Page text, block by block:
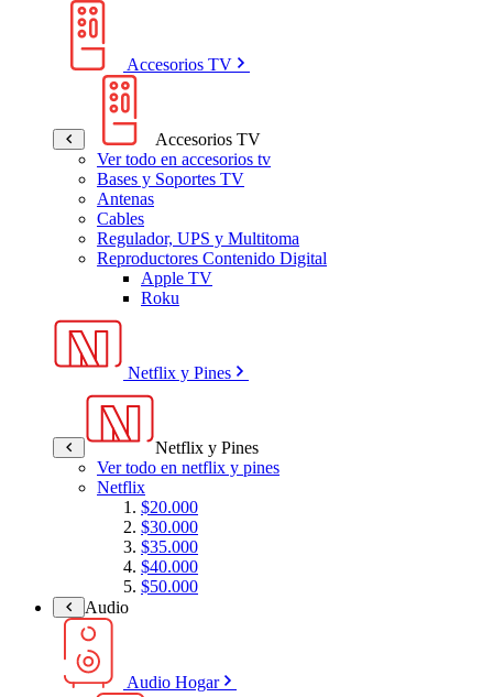
Accesorios TV
Accesorios TV
Ver todo en accesorios tv
Bases y Soportes TV
Antenas
Cables
Regulador, UPS y Multitoma
Reproductores Contenido Digital
Apple TV
Roku
Netflix y Pines
Netflix y Pines
Ver todo en netflix y pines
Netflix
$20.000
$30.000
$35.000
$40.000
$50.000
Audio
Audio Hogar